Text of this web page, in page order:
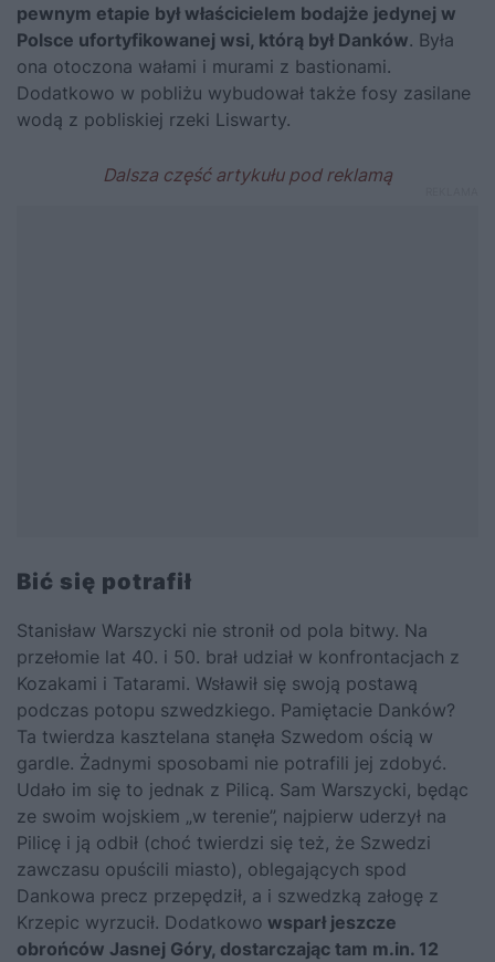
pewnym etapie był właścicielem bodajże jedynej w
Polsce ufortyfikowanej wsi, którą był Danków. Była
ona otoczona wałami i murami z bastionami.
Dodatkowo w pobliżu wybudował także fosy zasilane
wodą z pobliskiej rzeki Liswarty.
Bić się potrafił
Stanisław Warszycki nie stronił od pola bitwy. Na
przełomie lat 40. i 50. brał udział w konfrontacjach z
Kozakami i Tatarami. Wsławił się swoją postawą
podczas potopu szwedzkiego. Pamiętacie Danków?
Ta twierdza kasztelana stanęła Szwedom ością w
gardle. Żadnymi sposobami nie potrafili jej zdobyć.
Udało im się to jednak z Pilicą. Sam Warszycki, będąc
ze swoim wojskiem „w terenie”, najpierw uderzył na
Pilicę i ją odbił (choć twierdzi się też, że Szwedzi
zawczasu opuścili miasto), oblegających spod
Dankowa precz przepędził, a i szwedzką załogę z
Krzepic wyrzucił. Dodatkowo wsparł jeszcze
obrońców Jasnej Góry, dostarczając tam m.in. 12